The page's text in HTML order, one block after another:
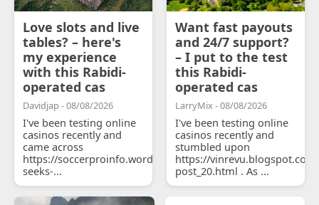
Love slots and live
tables? – here's
my experience
with this Rabidi-
operated cas
Davidjap - 08/08/2026
I've been testing online
casinos recently and
came across
https://soccerproinfo.wordpress.com/2026/07/11/courtois-
seeks-...
Want fast payouts
and 24/7 support?
– I put to the test
this Rabidi-
operated cas
LarryMix - 08/08/2026
I've been testing online
casinos recently and
stumbled upon
https://
post_20.html . As ...